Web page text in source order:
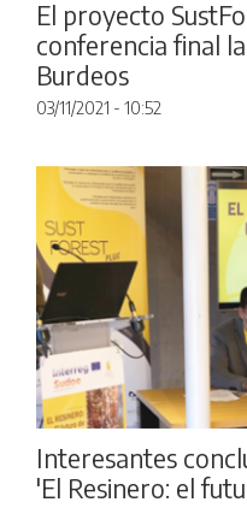
El proyecto
conferencia final
Burdeos
03/11/2021 - 10:52
Interesantes
'El Resinero: el